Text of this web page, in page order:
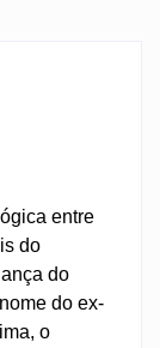
entre
do
do
do ex-
o